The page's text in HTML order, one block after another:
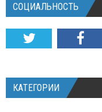
СОЦИАЛЬНОСТЬ
КАТЕГОРИИ